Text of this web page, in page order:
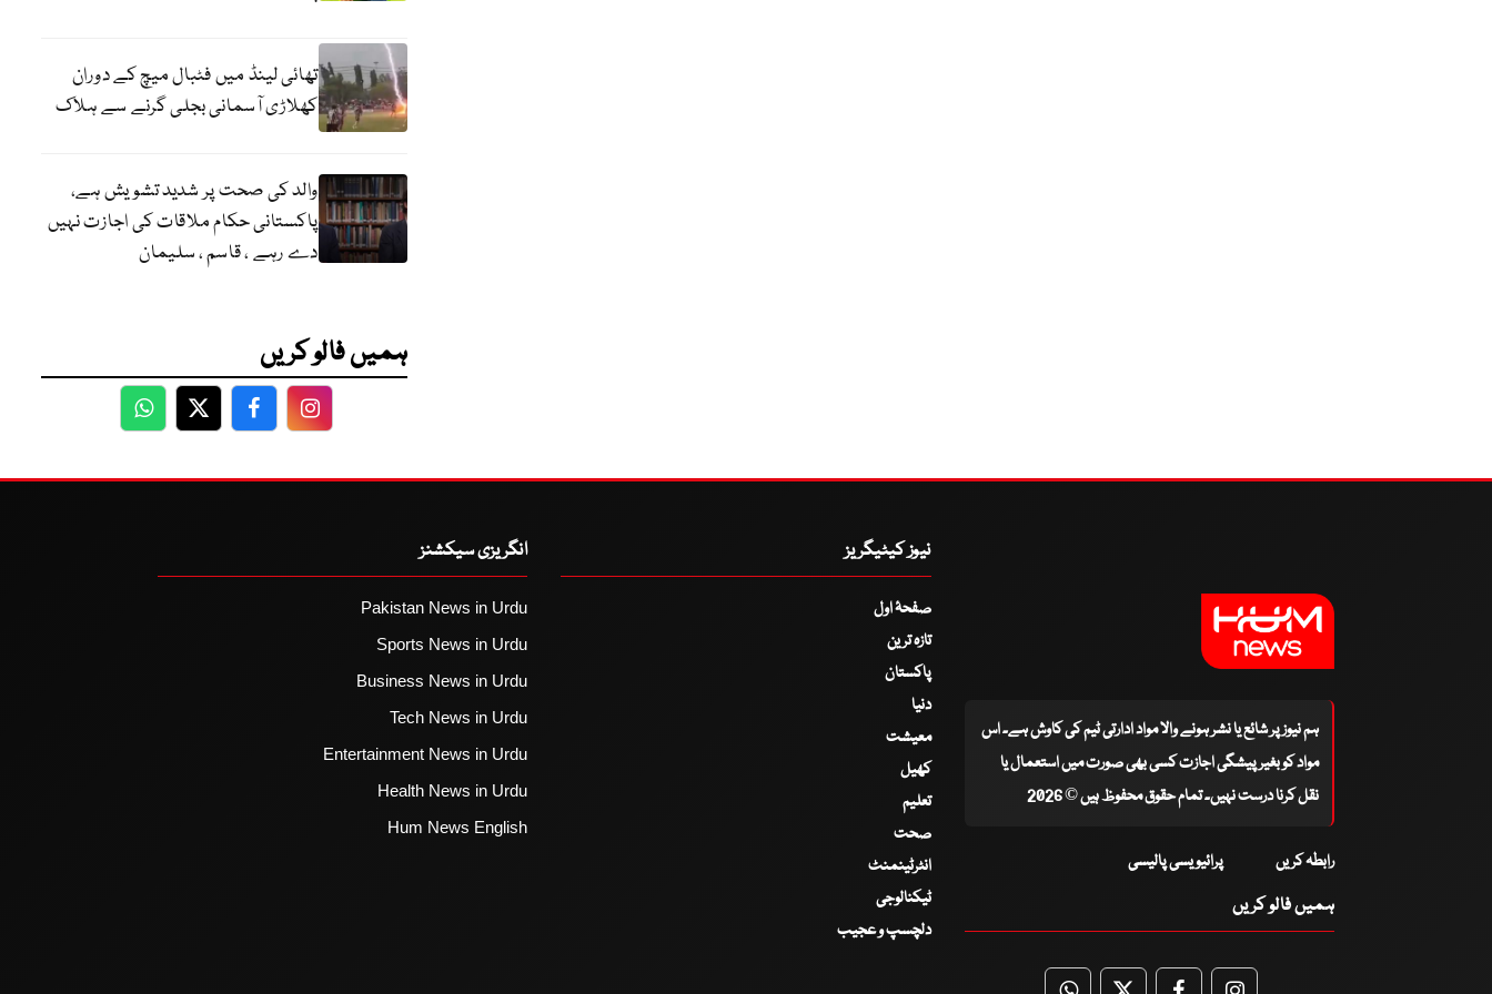
تھائی لینڈ میں فٹبال میچ کے دوران
کھلاڑی آسمانی بجلی گرنے سے ہلاک
والد کی صحت پر شدید تشویش ہے،
پاکستانی حکام ملاقات کی اجازت نہیں
دے رہے ، قاسم ، سلیمان
ہمیں فالو کریں
WhatsApp
TwitterFacebookFacebook
ہم نیوز پر شائع یا نشر ہونے والا مواد ادارتی ٹیم کی کاوش ہے۔ اس
مواد کو بغیر پیشگی اجازت کسی بھی صورت میں استعمال یا
نقل کرنا درست نہیں۔ تمام حقوق محفوظ ہیں © 2026
رابطہ کریں پرائیویسی پالیسی
ہمیں فالو کریں
نیوز کیٹیگریز
صفحۂ اول
تازہ ترین
پاکستان
دنیا
معیشت
کھیل
تعلیم
صحت
انٹرٹینمنٹ
ٹیکنالوجی
دلچسپ و عجیب
انگریزی سیکشنز
Pakistan News in Urdu
Sports News in Urdu
Business News in Urdu
Tech News in Urdu
Entertainment News in Urdu
Health News in Urdu
Hum News English